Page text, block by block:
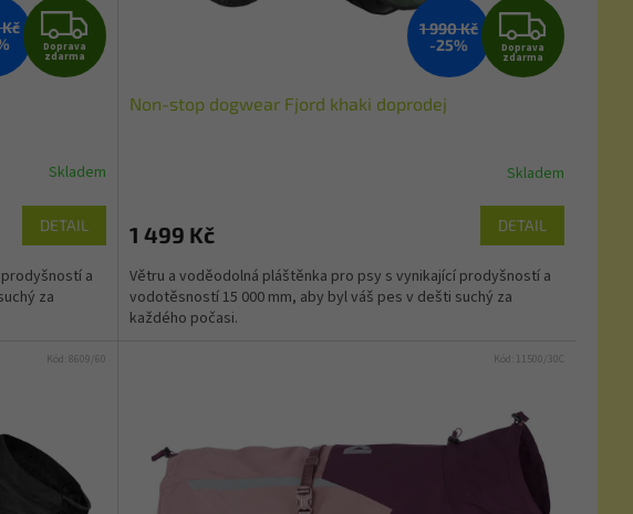
Z
D
R
M
A
Doprava
zdarma
Skladem
DETAIL
a
za
1 990 Kč
-25%
Z
D
R
M
A
Doprava
zdarma
Non-stop dogwear Fjord khaki doprodej
Skladem
1 499 Kč DETAIL
Větru a voděodolná pláštěnka pro psy s vynikající prodyšností a
vodotěsností 15 000 mm, aby byl váš pes v dešti suchý za
každého počasi.
Kód: 8609/60 Kód: 11500/30C